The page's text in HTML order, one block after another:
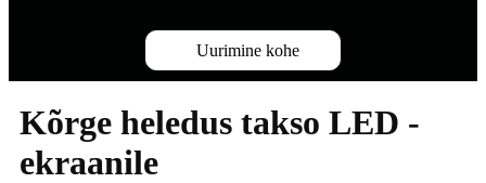
Uurimine kohe
Kõrge heledus takso LED -
ekraanile